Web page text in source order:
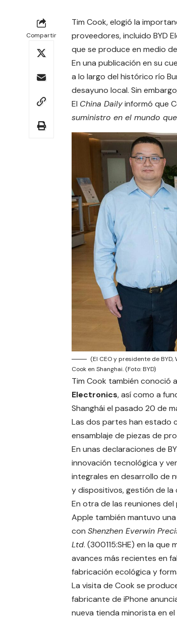
Compartir
Tim Cook, elogió la
proveedores, incluido BYD
que se produce en medio
En una publicación en su
a lo largo del histórico río
desayuno local. Sin
El China Dailyinformó que
suministro en el mundo
(El CEO y presidente de
Cook en Shanghai. (Foto: BYD)
Tim Cook también conoció a
Electronics, así como a
Shanghái el pasado 20 de
Las dos partes han estado
ensamblaje de piezas de
En unas declaraciones de
innovación tecnológica y
integrales en desarrollo de
y dispositivos, gestión de
En otra de las reuniones
Apple también mantuvo
con Shenzhen Everwin
Ltd. (300115:SHE) en la
avances más recientes en
fabricación ecológica y
La visita de Cook se
fabricante de iPhone
nueva tienda minorista en